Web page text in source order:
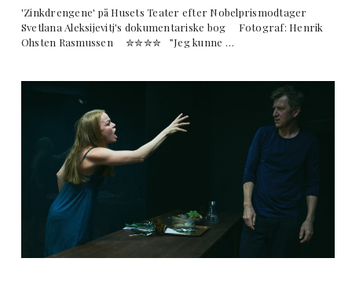
'Zinkdrengene' på Husets Teater efter Nobelprismodtager
Svetlana Aleksijevitj's dokumentariske bog Fotograf: Henrik
Ohsten Rasmussen ✮✮✮✮ ”Jeg kunne …